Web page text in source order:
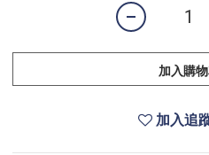
加入購
加入追